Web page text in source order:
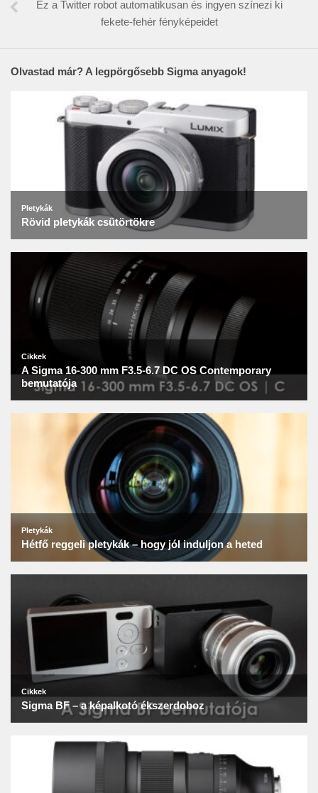
Ez a Twitter robot automatikusan és ingyen színezi ki
fekete-fehér fényképeidet
Olvastad már? A legpörgősebb Sigma anyagok!